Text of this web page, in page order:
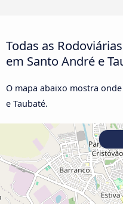
Todas as
em Santo André e
O mapa abaixo mostra
e Taubaté.